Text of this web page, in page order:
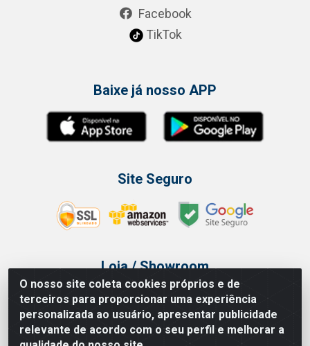
O nosso site coleta cookies próprios e de
terceiros para proporcionar uma experiência
personalizada ao usuário, apresentar publicidade
relevante de acordo com o seu perfil e melhorar a
Facebook
TikTok
Baixe já nosso APP
Site Seguro
Loja / Showroom
Tel.: (11) 3314 6400
Av Vautier, 468 - Pari - São Paulo/SP